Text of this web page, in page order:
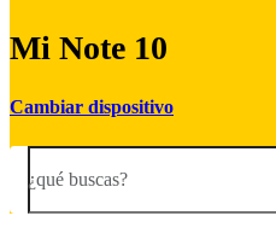
Mi Note 10
Cambiar dispositivo
¿qué buscas?